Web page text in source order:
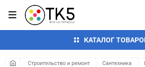
КАТАЛОГ
Строительство и ремонт Сантехника